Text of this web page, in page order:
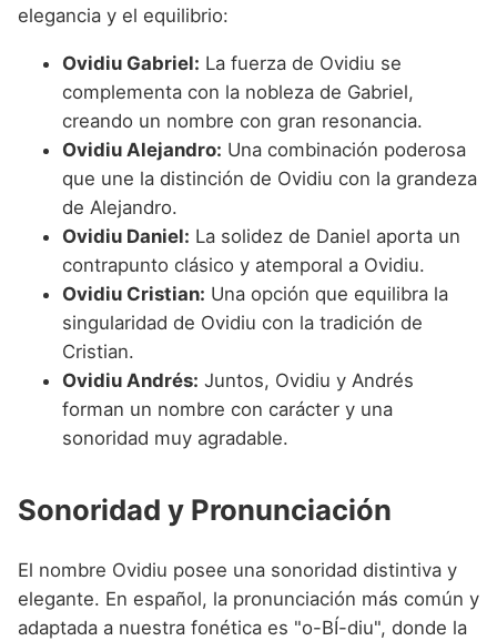
elegancia y el equilibrio:
Ovidiu Gabriel: La fuerza de Ovidiu se
complementa con la nobleza de Gabriel,
creando un nombre con gran resonancia.
Ovidiu Alejandro: Una combinación poderosa
que une la distinción de Ovidiu con la grandeza
de Alejandro.
Ovidiu Daniel: La solidez de Daniel aporta un
contrapunto clásico y atemporal a Ovidiu.
Ovidiu Cristian: Una opción que equilibra la
singularidad de Ovidiu con la tradición de
Cristian.
Ovidiu Andrés: Juntos, Ovidiu y Andrés
forman un nombre con carácter y una
sonoridad muy agradable.
Sonoridad y Pronunciación
El nombre Ovidiu posee una sonoridad distintiva y
elegante. En español, la pronunciación más común y
adaptada a nuestra fonética es "o-BÍ-diu", donde la